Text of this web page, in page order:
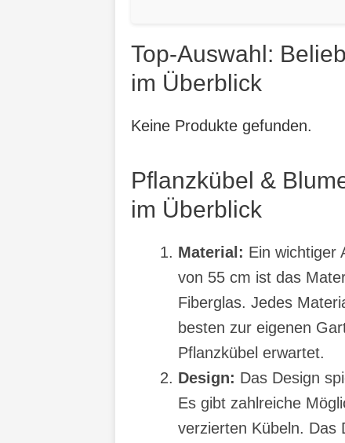
Top-Auswahl:
im Überblick
Keine Produkte gefunden.
Pflanzkübel &
im Überblick
Material: Ein wichtiger
von 55 cm ist das
Fiberglas. Jedes
besten zur eigenen
Pflanzkübel erwartet.
Design: Das Design
Es gibt zahlreiche
verzierten Kübeln. Das